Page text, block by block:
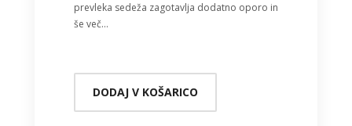
prevleka sedeža zagotavlja dodatno oporo in
še več…
DODAJ V KOŠARICO